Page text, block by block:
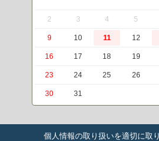
2 3 4 5
9 10 11 12
16 17 18 19
23 24 25 26
30 31
個人情報の取り扱いを適切に取